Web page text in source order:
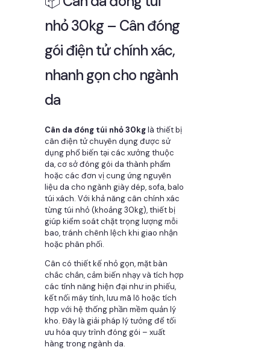
nhỏ 30kg – Cân đóng
gói điện tử chính xác,
nhanh gọn cho ngành
da
Cân da đóng túi nhỏ 30kglà thiết bị
cân điện tử chuyên dụng được sử
dụng phổ biến tại các xưởng thuộc
da, cơ sở đóng gói da thành phẩm
hoặc các đơn vị cung ứng nguyên
liệu da cho ngành giày dép, sofa, balo
túi xách. Với khả năng cân chính xác
từng túi nhỏ (khoảng 30kg), thiết bị
giúp kiểm soát chặt trọng lượng mỗi
bao, tránh chênh lệch khi giao nhận
hoặc phân phối.
Cân có thiết kế nhỏ gọn, mặt bàn
chắc chắn, cảm biến nhạy và tích hợp
các tính năng hiện đại như in phiếu,
kết nối máy tính, lưu mã lô hoặc tích
hợp với hệ thống phần mềm quản lý
kho. Đây là giải pháp lý tưởng để tối
ưu hóa quy trình đóng gói – xuất
hàng trong ngành da.